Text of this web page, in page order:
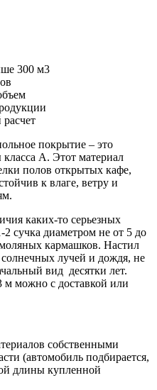
300 м3
покрытие – это
А. Этот материал
полов открытых кафе,
к влаге, ветру и
каких-то серьезных
сучка диаметром не от 5 до
кармашков. Настил
лучей и дождя, не
вид десятки лет.
можно с доставкой или
собственными
(автомобиль подбирается,
длины купленной